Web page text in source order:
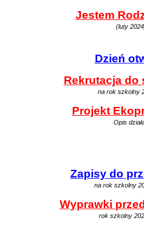
Jestem
(luty
Dzień
Rekrutacja do
na rok szkolny
Projekt
Opis
Zapisy do
na rok szkolny
Wyprawki
rok szkolny